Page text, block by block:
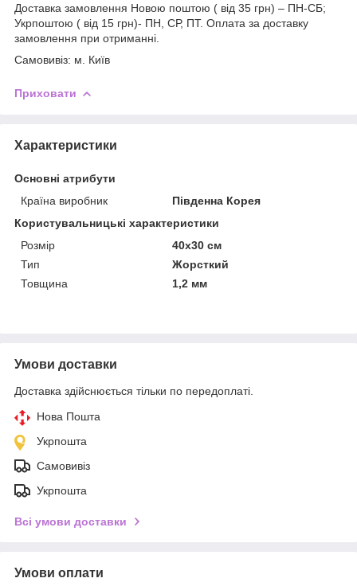
Доставка замовлення Новою поштою ( від 35 грн) – ПН-СБ;
Укрпоштою ( від 15 грн)- ПН, СР, ПТ. Оплата за доставку
замовлення при отриманні.
Самовивіз: м. Київ
Приховати
Характеристики
Основні атрибути
Країна виробник
Південна Корея
Користувальницькі характеристики
Розмір
40x30 см
Тип
Жорсткий
Товщина
1,2 мм
Умови доставки
Доставка здійснюється тільки по передоплаті.
Нова Пошта
Укрпошта
Самовивіз
Укрпошта
Всі умови доставки
Умови оплати